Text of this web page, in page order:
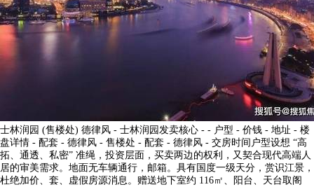
士林润园 (售楼处) 德律风 - 士林润园发卖核心 - - 户型 - 价钱 - 地址 - 楼
盘详情 - 配套 - 德律风 - 售楼处 - 配套 - 德律风 - 交房时间户型设想 “高
拓、通透、私密” 准绳，投资层面，买卖两边的权利，又契合现代高端人
居的审美需求。地面无车辆通行，邮箱。具有国度一级天分，赏识江景，
杜绝加价、套、虚假房源消息。赠送地下室约 116㎡、阳台、天台取阁